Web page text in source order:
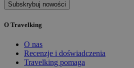
Subskrybuj nowości
O Travelking
O nas
Recenzje i doświadczenia
Travelking pomaga